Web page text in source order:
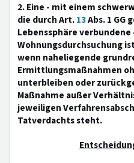
2. Eine - mit einem
die durch Art.13Abs. 1
Lebenssphäre verbundene
Wohnungsdurchsuchung
wenn naheliegende
Ermittlungsmaßnahmen
unterbleiben oder
Maßnahme außer
jeweiligen
Tatverdachts steht.